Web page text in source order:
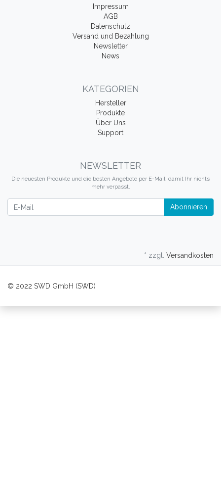
Impressum
AGB
Datenschutz
Versand und Bezahlung
Newsletter
News
KATEGORIEN
Hersteller
Produkte
Über Uns
Support
NEWSLETTER
Die neuesten Produkte und die besten Angebote per E-Mail, damit Ihr nichts
mehr verpasst.
Abonnieren
* zzgl. Versandkosten
© 2022 SWD GmbH (SWD)